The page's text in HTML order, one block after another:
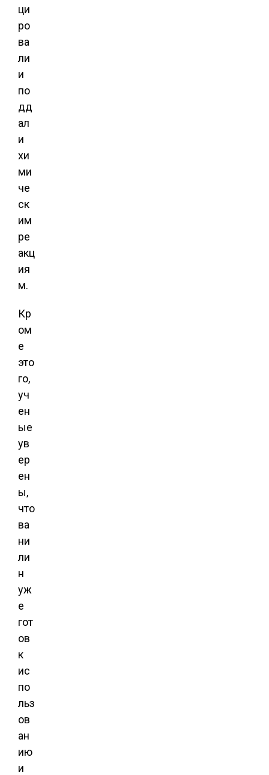
ци
ро
ва
ли
и
по
дд
ал
и
хи
ми
че
ск
им
ре
акц
ия
м.
Кр
ом
е
это
го,
уч
ен
ые
ув
ер
ен
ы,
что
ва
ни
ли
н
уж
е
гот
ов
к
ис
по
льз
ов
ан
ию
и